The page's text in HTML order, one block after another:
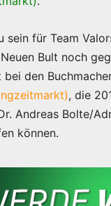
sein für Team
Bult noch
den
, die
Andreas Bolte/
können.